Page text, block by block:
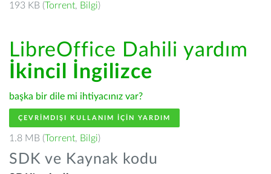
193 KB (Torrent, Bilgi)
LibreOffice Dahili yardım
İkincil İngilizce
başka bir dile mi ihtiyacınız var?
ÇEVRIMDIŞI KULLANIM IÇIN YARDIM
1.8 MB (Torrent, Bilgi)
SDK ve Kaynak kodu